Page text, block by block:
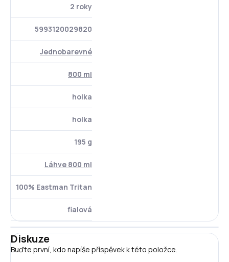
2 roky
5993120029820
Jednobarevné
800 ml
holka
holka
195 g
Láhve 800 ml
100% Eastman Tritan
fialová
Diskuze
Buďte první, kdo napíše příspěvek k této položce.